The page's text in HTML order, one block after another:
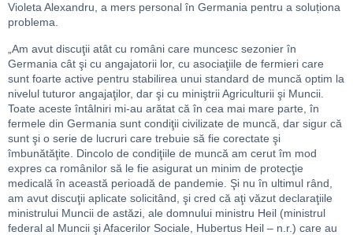
Violeta Alexandru, a mers personal în Germania pentru a soluționa
problema.
„Am avut discuţii atât cu români care muncesc sezonier în
Germania cât şi cu angajatorii lor, cu asociaţiile de fermieri care
sunt foarte active pentru stabilirea unui standard de muncă optim la
nivelul tuturor angajaţilor, dar şi cu miniştrii Agriculturii şi Muncii.
Toate aceste întâlniri mi-au arătat că în cea mai mare parte, în
fermele din Germania sunt condiţii civilizate de muncă, dar sigur că
sunt şi o serie de lucruri care trebuie să fie corectate şi
îmbunătăţite. Dincolo de condiţiile de muncă am cerut îm mod
expres ca românilor să le fie asigurat un minim de protecţie
medicală în această perioadă de pandemie. Şi nu în ultimul rând,
am avut discuţii aplicate solicitând, şi cred că aţi văzut declaraţiile
ministrului Muncii de astăzi, ale domnului ministru Heil (ministrul
federal al Muncii şi Afacerilor Sociale, Hubertus Heil – n.r.) care au